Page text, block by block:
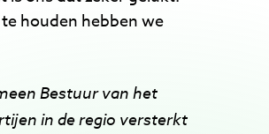
houden hebben we
Bestuur van het
in de regio versterkt